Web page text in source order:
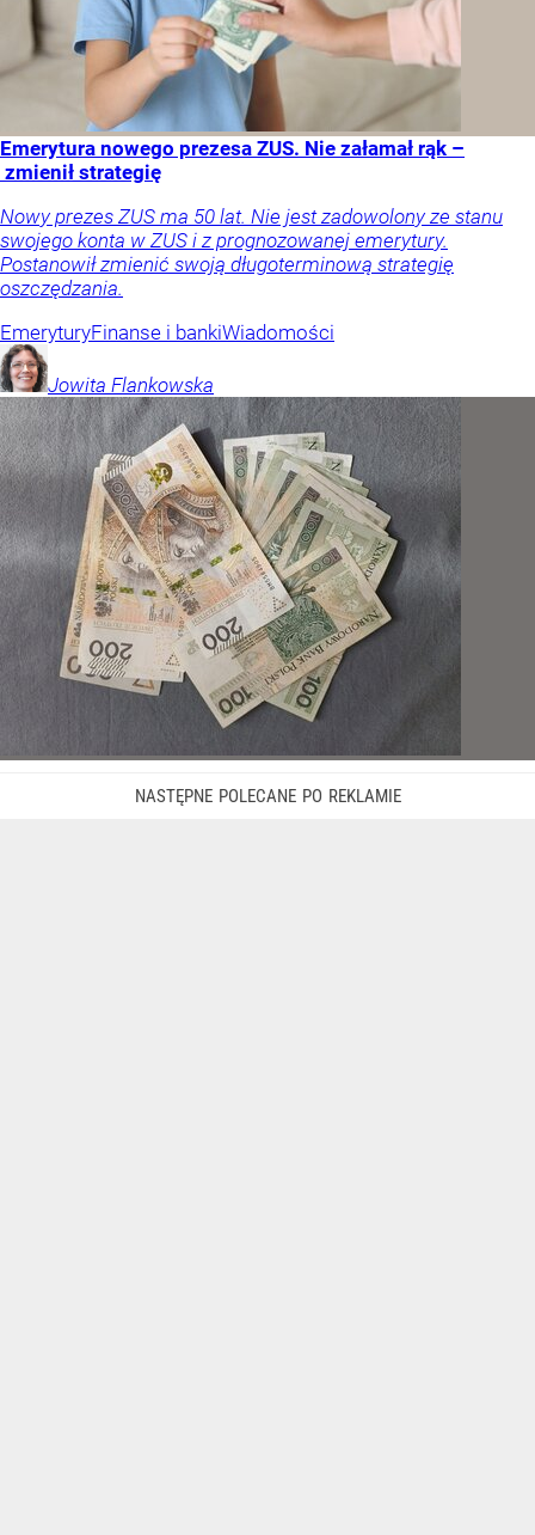
Emerytura nowego prezesa ZUS. Nie załamał rąk –
zmienił strategię
Nowy prezes ZUS ma 50 lat. Nie jest zadowolony ze stanu
swojego konta w ZUS i z prognozowanej emerytury.
Postanowił zmienić swoją długoterminową strategię
oszczędzania.
EmeryturyFinanse i bankiWiadomości
Jowita Flankowska